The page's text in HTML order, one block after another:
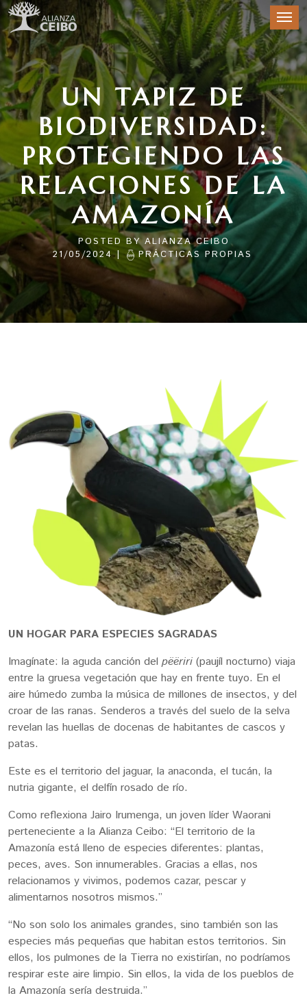
UN TAPIZ DE
BIODIVERSIDAD:
PROTEGIENDO LAS
RELACIONES DE LA
AMAZONÍA
POSTED BY ALIANZA CEIBO
21/05/2024| PRÁCTICAS PROPIAS
UN HOGAR PARA ESPECIES SAGRADAS
Imagínate: la aguda canción del pëëriri (paujíl nocturno) viaja
entre la gruesa vegetación que hay en frente tuyo. En el
aire húmedo zumba la música de millones de insectos, y del
croar de las ranas. Senderos a través del suelo de la selva
revelan las huellas de docenas de habitantes de cascos y
patas.
Este es el territorio del jaguar, la anaconda, el tucán, la
nutria gigante, el delfín rosado de río.
Como reflexiona Jairo Irumenga, un joven líder Waorani
perteneciente a la Alianza Ceibo: “El territorio de la
Amazonía está lleno de especies diferentes: plantas,
peces, aves. Son innumerables. Gracias a ellas, nos
relacionamos y vivimos, podemos cazar, pescar y
alimentarnos nosotros mismos.”
“No son solo los animales grandes, sino también son las
especies más pequeñas que habitan estos territorios. Sin
ellos, los pulmones de la Tierra no existirían, no podríamos
respirar este aire limpio. Sin ellos, la vida de los pueblos de
la Amazonía sería destruida.”